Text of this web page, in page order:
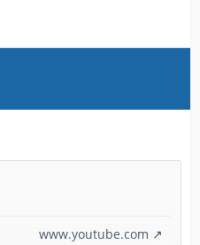
www.youtube.com